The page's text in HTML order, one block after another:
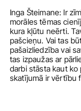
Inga Šteimane: Ir
morāles tēmas
kura kļūtu neērti.
pašcieņu. Vai tas
pašaizliedzība vai
tas izpaužas ar
darbi stāsta kaut ko
skatījumā ir vērtību